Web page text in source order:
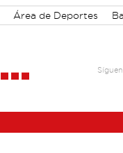
Área de Deportes